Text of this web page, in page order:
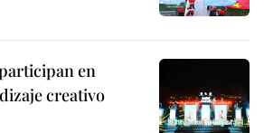
en
creativo